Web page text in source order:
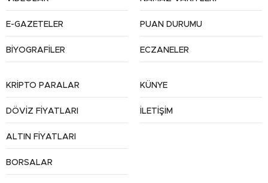
E-GAZETELER
BİYOGRAFİLER
PUAN DURUMU
ECZANELER
KRİPTO PARALAR
DÖVİZ FİYATLARI
ALTIN FİYATLARI
BORSALAR
KÜNYE
İLETİŞİM